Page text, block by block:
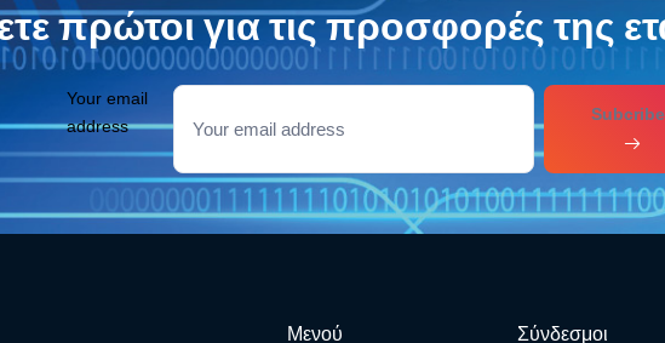
πρώτοι για τις προσφορές της
Your email
address
Μενού Σύνδεσμοι